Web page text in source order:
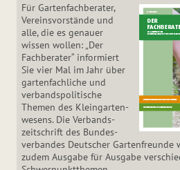
Für Gartenfachberater,
Vereinsvorstände und
alle, die es genauer
wissen wollen: „Der
Fachberater“ informiert
Sie vier Mal im Jahr über
gartenfachliche und
verbandspolitische
Themen des Klein­gar­ten­
wesens. Die Ver­bands­
zeit­schrift des Bun­des­
ver­ban­des Deutscher Gartenfreunde
zudem Ausgabe für Ausgabe